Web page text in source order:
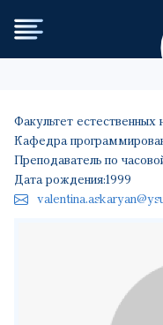
Факультет естественных
Кафедра
Преподаватель по
Дата рождения:1999